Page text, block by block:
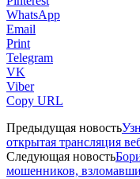
WhatsApp
Email
Print
Telegram
VK
Viber
Copy URL
Предыдущая новость
открытая трансляция
Следующая новость
мошенников,